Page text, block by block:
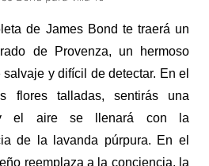
de James Bond te traerá un
de Provenza, un hermoso
y difícil de detectar. En el
flores talladas, sentirás una
y el aire se llenará con la
de la lavanda púrpura. En el
reemplaza a la conciencia, la